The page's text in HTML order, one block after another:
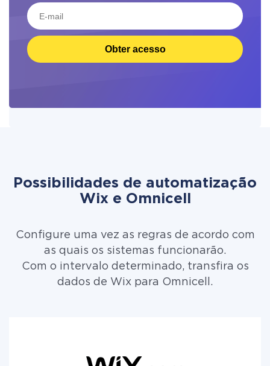
Obter acesso
Possibilidades de automatização
Wix e Omnicell
Configure uma vez as regras de acordo com
as quais os sistemas funcionarão.
Com o intervalo determinado, transfira os
dados de Wix para Omnicell.